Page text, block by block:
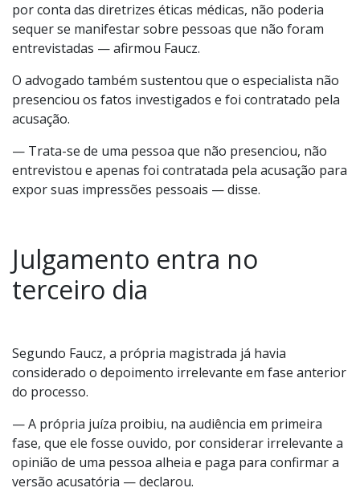
por conta das diretrizes éticas médicas, não poderia
sequer se manifestar sobre pessoas que não foram
entrevistadas — afirmou Faucz.
O advogado também sustentou que o especialista não
presenciou os fatos investigados e foi contratado pela
acusação.
— Trata-se de uma pessoa que não presenciou, não
entrevistou e apenas foi contratada pela acusação para
expor suas impressões pessoais — disse.
Julgamento entra no
terceiro dia
Segundo Faucz, a própria magistrada já havia
considerado o depoimento irrelevante em fase anterior
do processo.
— A própria juíza proibiu, na audiência em primeira
fase, que ele fosse ouvido, por considerar irrelevante a
opinião de uma pessoa alheia e paga para confirmar a
versão acusatória — declarou.